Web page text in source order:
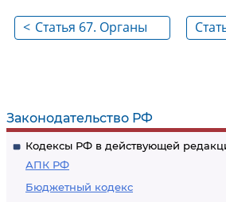
Законодательство РФ
Кодексы РФ в действующей
АПК РФ
Бюджетный кодекс
< Статья 67. Органы
законодательства
Российской
Федерации о
государственной
гражданской службе